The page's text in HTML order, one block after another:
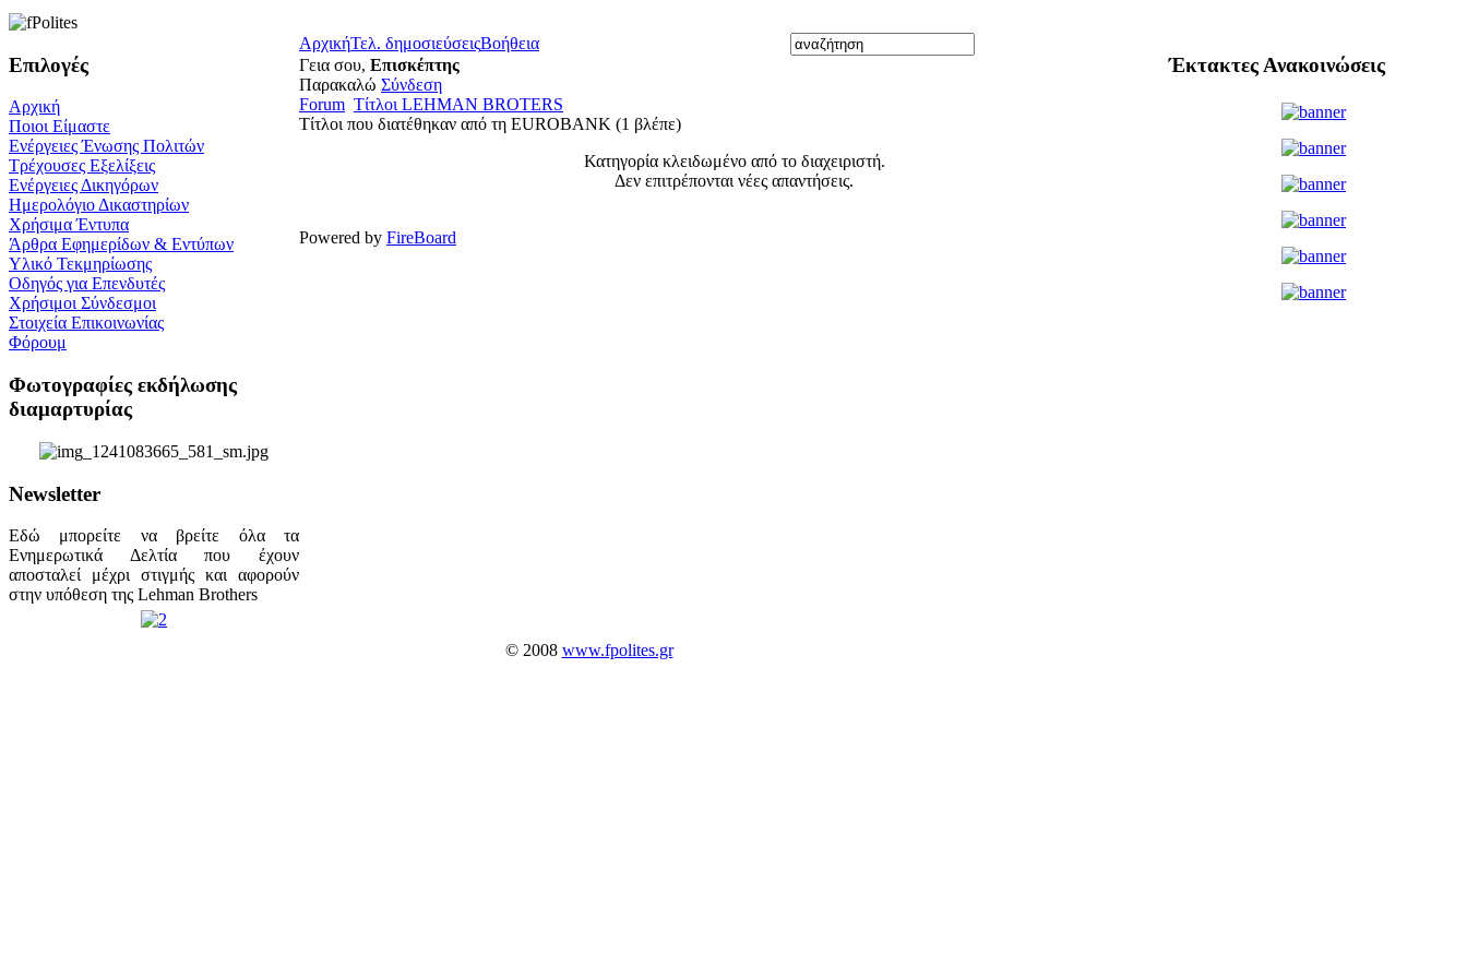
Επιλογές
Αρχική
Ποιοι Είμαστε
Ενέργειες Ένωσης Πολιτών
Τρέχουσες Εξελίξεις
Ενέργειες Δικηγόρων
Ημερολόγιο Δικαστηρίων
Χρήσιμα Έντυπα
Άρθρα Εφημερίδων & Εντύπων
Υλικό Τεκμηρίωσης
Οδηγός για Επενδυτές
Χρήσιμοι Σύνδεσμοι
Στοιχεία Επικοινωνίας
Φόρουμ
Φωτογραφίες εκδήλωσης
διαμαρτυρίας
Newsletter
Εδώ μπορείτε να βρείτε όλα τα
Ενημερωτικά Δελτία που έχουν
αποσταλεί μέχρι στιγμής και αφορούν
στην υπόθεση της Lehman Brothers
ΑρχικήΤελ. δημοσιεύσειςΒοήθεια
Γεια σου, Επισκέπτης
Παρακαλώ Σύνδεση
Forum Τίτλοι LEHMAN BROTERS
Τίτλοι που διατέθηκαν από τη EUROBANK (1 βλέπε)
Κατηγορία κλειδωμένο από το διαχειριστή.
Δεν επιτρέπονται νέες απαντήσεις.
Powered by FireBoard
Έκτακτες Ανακοινώσεις
© 2008 www.fpolites.gr